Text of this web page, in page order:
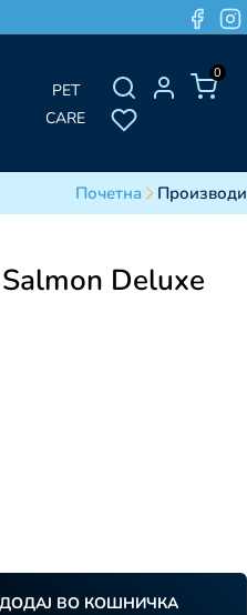
0
PET
CARE
Почетна Производи
Deluxe
ДОДАЈ ВО КОШНИЧКА